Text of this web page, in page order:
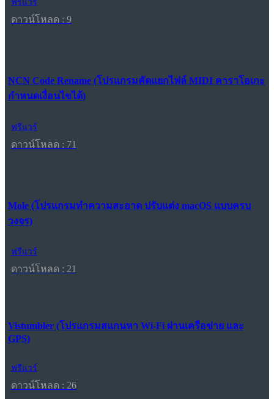
ฟรีแวร์
ดาวน์โหลด : 9
NCN Code Rename (โปรแกรมคัดแยกไฟล์ MIDI คาราโอเกะ
กำหนดเงื่อนไขได้)
ฟรีแวร์
ดาวน์โหลด : 71
Mole (โปรแกรมทำความสะอาด ปรับแต่ง macOS แบบครบ
วงจร)
ฟรีแวร์
ดาวน์โหลด : 21
Vistumbler (โปรแกรมสแกนหา Wi-Fi ผ่านเครือข่าย และ
GPS)
ฟรีแวร์
ดาวน์โหลด : 26